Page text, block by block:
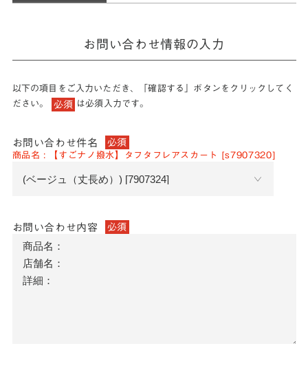
お問い合わせ情報の入力
以下の項目をご入力いただき、「確認する」ボタンをクリックしてく
ださい。
必須 は必須入力です。
お問い合わせ件名 必須
商品名 : 【すごナノ撥水】タフタフレアスカート [s7907320]
お問い合わせ内容 必須